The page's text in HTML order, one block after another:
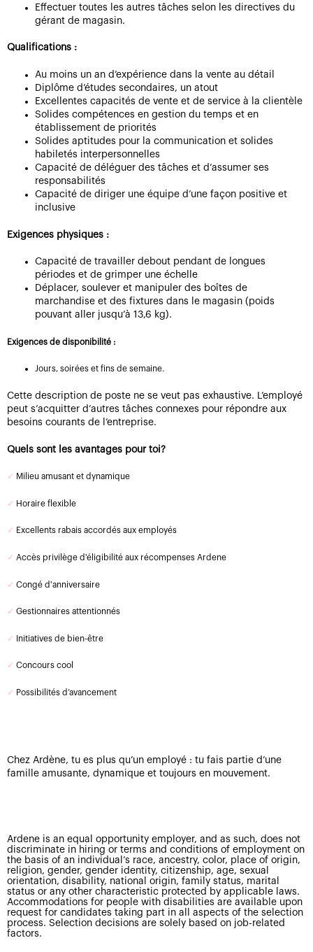
Effectuer toutes les autres tâches selon les directives du
gérant de magasin.
Qualifications :
Au moins un an d’expérience dans la vente au détail
Diplôme d’études secondaires, un atout
Excellentes capacités de vente et de service à la clientèle
Solides compétences en gestion du temps et en
établissement de priorités
Solides aptitudes pour la communication et solides
habiletés interpersonnelles
Capacité de déléguer des tâches et d’assumer ses
responsabilités
Capacité de diriger une équipe d’une façon positive et
inclusive
Exigences physiques :
Capacité de travailler debout pendant de longues
périodes et de grimper une échelle
Déplacer, soulever et manipuler des boîtes de
marchandise et des fixtures dans le magasin (poids
pouvant aller jusqu’à 13,6 kg).
Exigences de disponibilité :
Jours, soirées et fins de semaine.
Cette description de poste ne se veut pas exhaustive. L’employé
peut s’acquitter d’autres tâches connexes pour répondre aux
besoins courants de l’entreprise.
Quels sont les avantages pour toi?
✓ Milieu amusant et dynamique
✓ Horaire flexible
✓ Excellents rabais accordés aux employés
✓ Accès privilège d'éligibilité aux récompenses Ardene
✓ Congé d'anniversaire
✓ Gestionnaires attentionnés
✓ Initiatives de bien-être
✓ Concours cool
✓ Possibilités d’avancement
Chez Ardène, tu es plus qu’un employé : tu fais partie d’une
famille amusante, dynamique et toujours en mouvement.
Ardene is an equal opportunity employer, and as such, does not
discriminate in hiring or terms and conditions of employment on
the basis of an individual’s race, ancestry, color, place of origin,
religion, gender, gender identity, citizenship, age, sexual
orientation, disability, national origin, family status, marital
status or any other characteristic protected by applicable laws.
Accommodations for people with disabilities are available upon
request for candidates taking part in all aspects of the selection
process. Selection decisions are solely based on job-related
factors.